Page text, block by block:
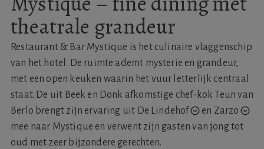
theatrale grandeur
Restaurant & Bar Mystique is het culinaire vlaggenschip
van het hotel. De ruimte ademt mysterie en grandeur,
met een open keuken waarin het vuur letterlijk centraal
staat. De uit Beek en Donk afkomstige chef-kok Teun van
Berlo brengt zijn ervaring uit De Lindehof en Zarzo
mee naar Mystique en verwent zijn gasten van jong tot
oud met zeer bijzondere gerechten.